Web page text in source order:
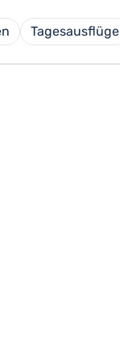
Tagesausflüge